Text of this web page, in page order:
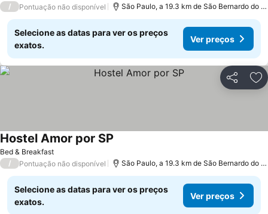
/ Pontuação não disponível São Paulo, a 19.3 km de São Bernardo do Campo
Selecione as datas para ver os preços
exatos.
Ver preços
Partilhar
Bed & Breakfast
Hostel Amor por SP
/ Pontuação não disponível São Paulo, a 19.3 km de São Bernardo do Campo
Selecione as datas para ver os preços
exatos.
Ver preços